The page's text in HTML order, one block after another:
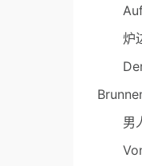
Auf
炉边
Der
男人
Von